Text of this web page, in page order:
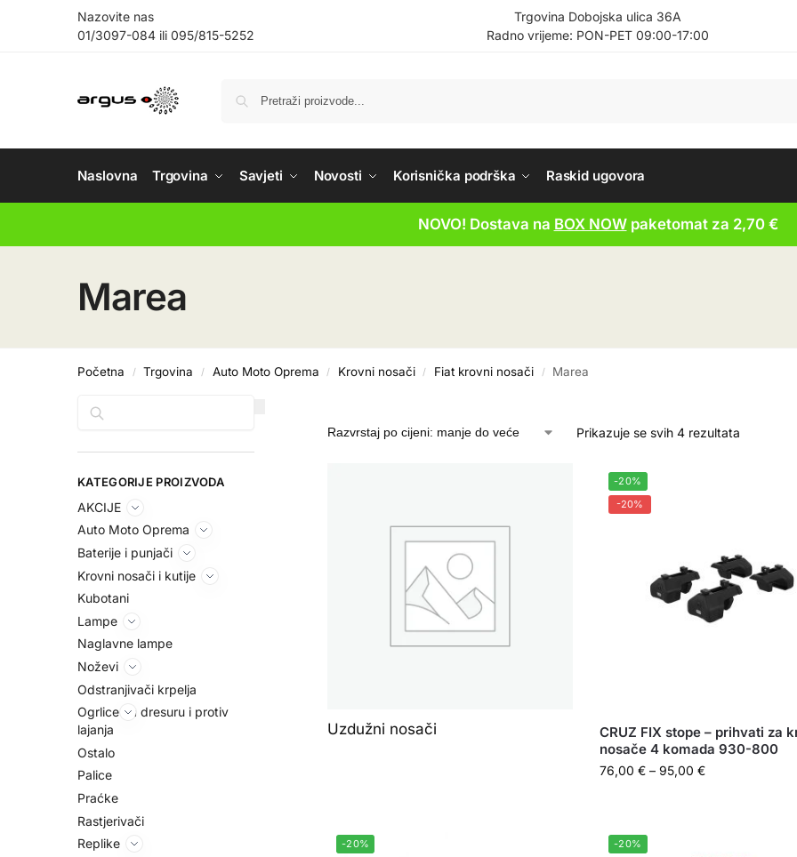
Nazovite nas
01/3097-084 ili 095/815-5252
Trgovina Dobojska ulica 36A
Radno vrijeme: PON-PET 09:00-17:00
Naslovna Trgovina Savjeti Novosti Korisnička podrška Raskid ugovora
NOVO! Dostava na BOX NOWpaketomat za 2,70 €
Marea
Početna / Trgovina / Auto Moto Oprema / Krovni nosači / Fiat krovni nosači / Marea
Prikazuje se svih 4 rezultata
Uzdužni nosači
-20%
-20%
CRUZ FIX stope – prihvati za
nosače 4 komada 930-800
76,00 € – 95,00 €
-20%
-20%
KATEGORIJE PROIZVODA
AKCIJE
Auto Moto Oprema
Baterije i punjači
Krovni nosači i kutije
Kubotani
Lampe
Naglavne lampe
Noževi
Odstranjivači krpelja
Ogrlice za dresuru i protiv
lajanja
Ostalo
Palice
Praćke
Rastjerivači
Replike